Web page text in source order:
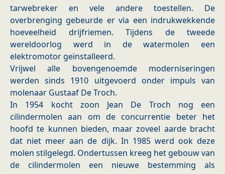
tarwebreker en vele andere toestellen. De
overbrenging gebeurde er via een indrukwekkende
hoeveelheid drijfriemen. Tijdens de tweede
wereldoorlog werd in de watermolen een
elektromotor geïnstalleerd.
Vrijwel alle bovengenoemde moderniseringen
werden sinds 1910 uitgevoerd onder impuls van
molenaar Gustaaf De Troch.
In 1954 kocht zoon Jean De Troch nog een
cilindermolen aan om de concurrentie beter het
hoofd te kunnen bieden, maar zoveel aarde bracht
dat niet meer aan de dijk. In 1985 werd ook deze
molen stilgelegd. Ondertussen kreeg het gebouw van
de cilindermolen een nieuwe bestemming als